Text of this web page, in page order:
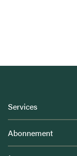
Services
Abonnement